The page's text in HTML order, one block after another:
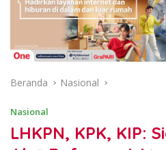
Beranda Nasional
Nasional
LHKPN, KPK, KIP: